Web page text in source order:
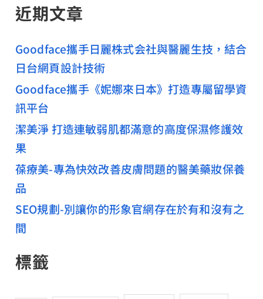
近期文章
Goodface攜手日麗株式会社與醫麗生技，結合
日台網頁設計技術
Goodface攜手《妮娜來日本》打造專屬留學資
訊平台
潔美淨 打造連敏弱肌都滿意的高度保濕修護效
果
葆療美-專為快效改善皮膚問題的醫美藥妝保養
品
SEO規劃-別讓你的形象官網存在於有和沒有之
間
標籤